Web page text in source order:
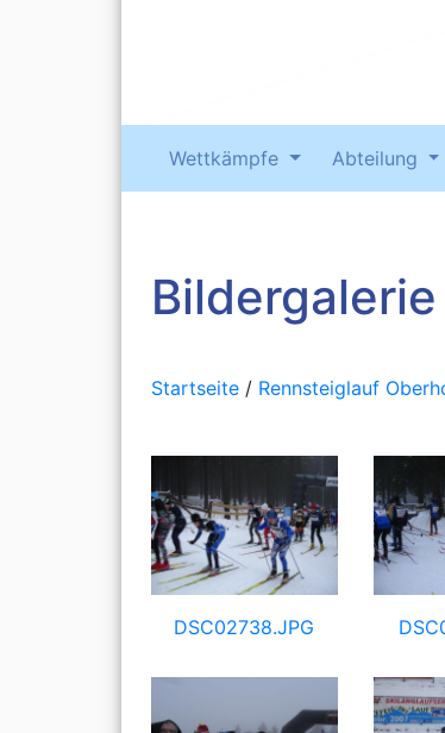
Wettkämpfe Abteilung
Bildergalerie
Startseite / Rennsteiglauf
DSC02738.JPG